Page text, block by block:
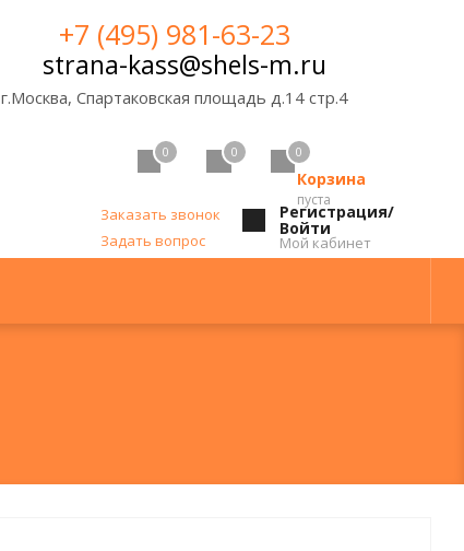
+7 (495) 981-63-23
strana-kass@shels-m.ru
г.Москва, Спартаковская площадь д.14 стр.4
0 0
Корзина
пуста
0
Регистрация/
Войти
Мой кабинет
Заказать звонок
Задать вопрос